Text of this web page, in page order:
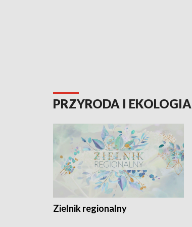
PRZYRODA I EKOLOGIA
Zielnik regionalny